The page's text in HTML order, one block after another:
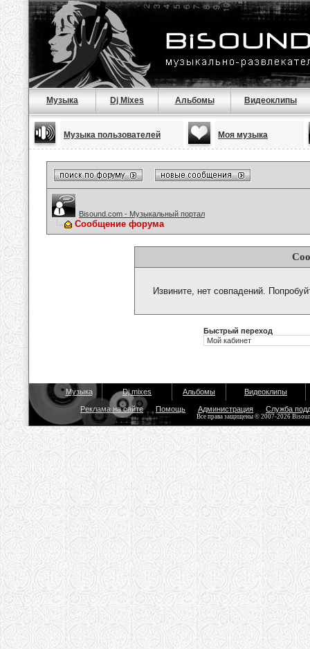
Музыка Dj Mixes Альбомы Видеоклипы
Музыка пользователей Моя музыка
Bisound.com - Музыкальный портал
Сообщение форума
Извините, нет совпадений.
Быстрый переход
Музыка Dj mixes Альбомы Видеоклипы
Реклама на сайте Помощь Администрация Служба
Все права защищены © 2007-2026